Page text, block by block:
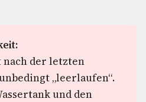
nach der letzten
„leerlaufen“.
und den